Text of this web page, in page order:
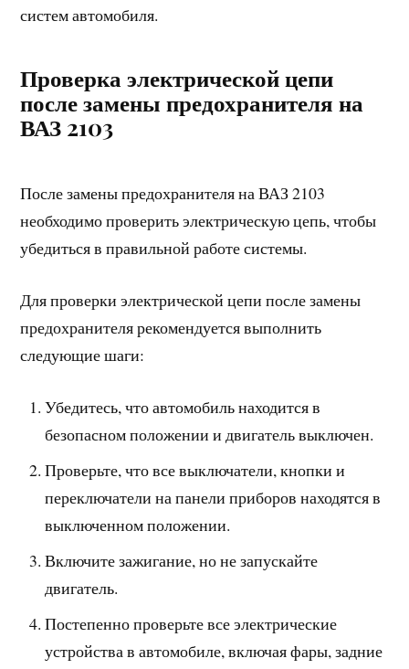
систем автомобиля.
Проверка электрической цепи
после замены предохранителя на
ВАЗ 2103
После замены предохранителя на ВАЗ 2103
необходимо проверить электрическую цепь, чтобы
убедиться в правильной работе системы.
Для проверки электрической цепи после замены
предохранителя рекомендуется выполнить
следующие шаги:
Убедитесь, что автомобиль находится в
безопасном положении и двигатель выключен.
Проверьте, что все выключатели, кнопки и
переключатели на панели приборов находятся в
выключенном положении.
Включите зажигание, но не запускайте
двигатель.
Постепенно проверьте все электрические
устройства в автомобиле, включая фары, задние